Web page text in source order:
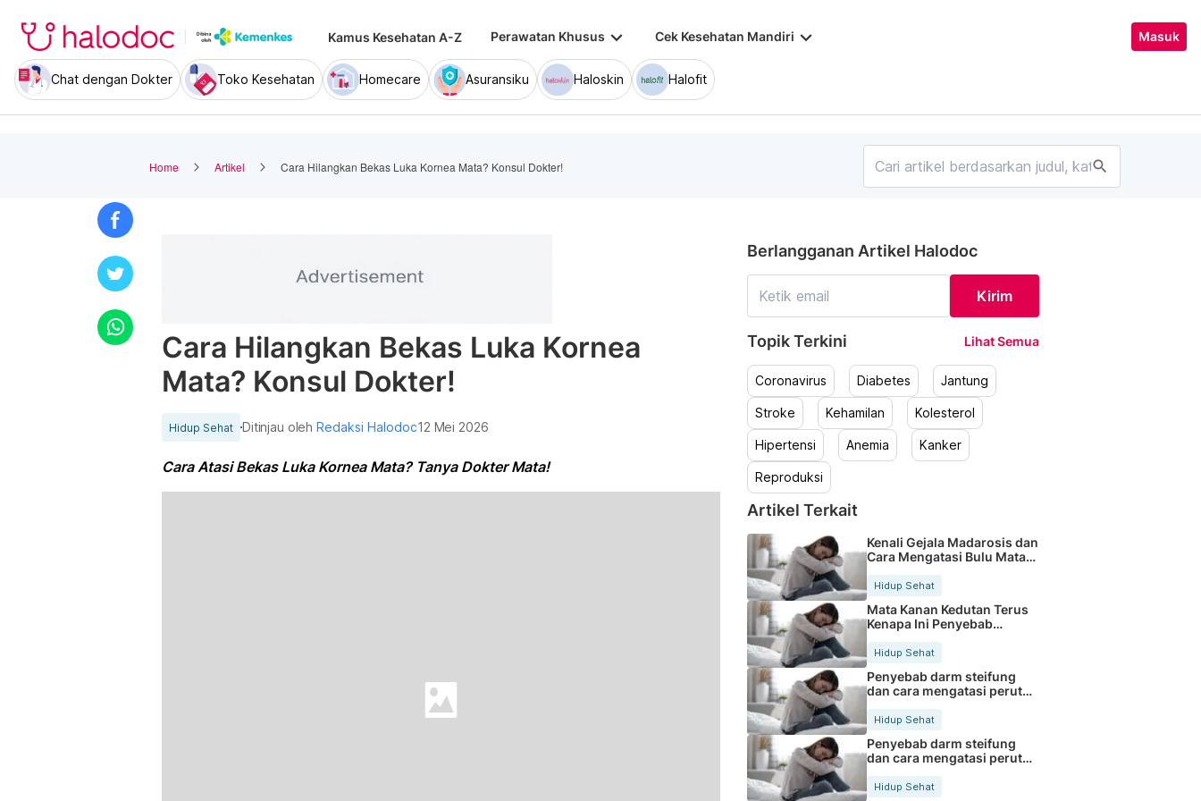
Kamus Kesehatan A-Z Perawatan Khusus keyboard_arrow_down Cek Kesehatan Mandiri keyboard_arrow_down Masuk
Chat dengan Dokter Toko Kesehatan Homecare Asuransiku Haloskin Halofit
Home Artikel Cara Hilangkan Bekas Luka Kornea Mata? Konsul Dokter! search
Cara Hilangkan Bekas Luka Kornea
Mata? Konsul Dokter!
Hidup Sehat Ditinjau olehRedaksi Halodoc12 Mei 2026
Cara Atasi Bekas Luka Kornea Mata? Tanya Dokter Mata!
Berlangganan Artikel Halodoc
Kirim
Topik Terkini Lihat Semua
Coronavirus Diabetes Jantung
Stroke Kehamilan Kolesterol
Hipertensi Anemia Kanker
Reproduksi
Artikel Terkait
Kenali Gejala Madarosis dan
Cara Mengatasi Bulu Mata
Hidup Sehat
Mata Kanan Kedutan Terus
Kenapa Ini Penyebab
Hidup Sehat
Penyebab darm steifung
dan cara mengatasi perut
Hidup Sehat
Penyebab darm steifung
dan cara mengatasi perut
Hidup Sehat